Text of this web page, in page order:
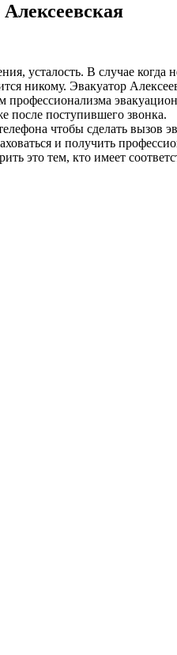
усталость. В случае
Эвакуатор
профессионализма
после поступившего звонка.
чтобы сделать вызов
и получить
это тем, кто имеет